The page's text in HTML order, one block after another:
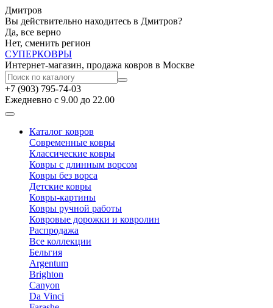
Дмитров
Вы действительно находитесь в Дмитров?
Да, все верно
Нет, сменить регион
СУПЕРКОВРЫ
Интернет-магазин, продажа ковров в Москве
+7 (903) 795-74-03
Ежедневно с 9.00 до 22.00
Каталог ковров
Современные ковры
Классические ковры
Ковры с длинным ворсом
Ковры без ворса
Детские ковры
Ковры-картины
Ковры ручной работы
Ковровые дорожки и ковролин
Распродажа
Все коллекции
Бельгия
Argentum
Brighton
Canyon
Da Vinci